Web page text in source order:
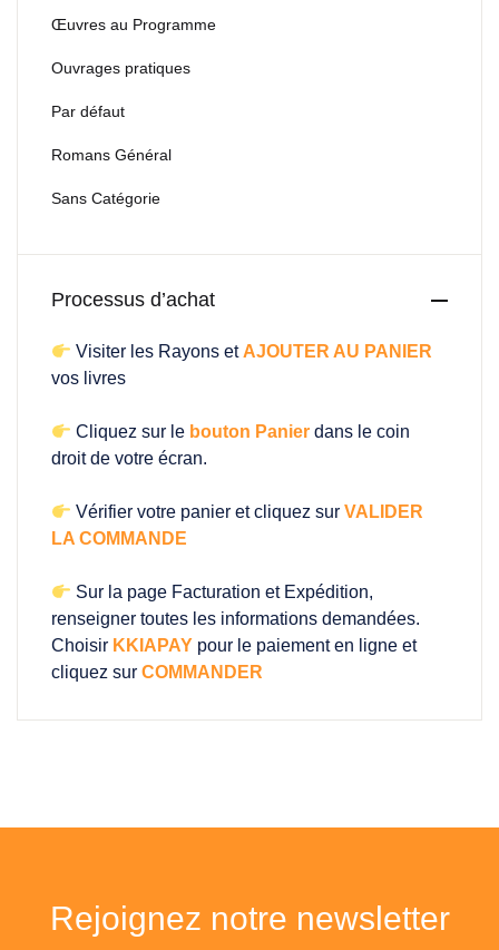
Œuvres au Programme
Ouvrages pratiques
Par défaut
Romans Général
Sans Catégorie
Processus d’achat
Visiter les Rayons et AJOUTER AU PANIER
vos livres
Cliquez sur le bouton Panier dans le coin
droit de votre écran.
Vérifier votre panier et cliquez surVALIDER
LA COMMANDE
Sur la page Facturation et Expédition,
renseigner toutes les informations demandées.
Choisir KKIAPAY pour le paiement en ligne et
cliquez sur COMMANDER
Rejoignez notre newsletter